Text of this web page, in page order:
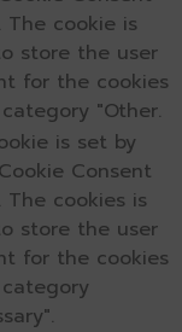
The cookie is
store the user
for the cookies
"Other.
is set by
Consent
The cookies is
store the user
for the cookies